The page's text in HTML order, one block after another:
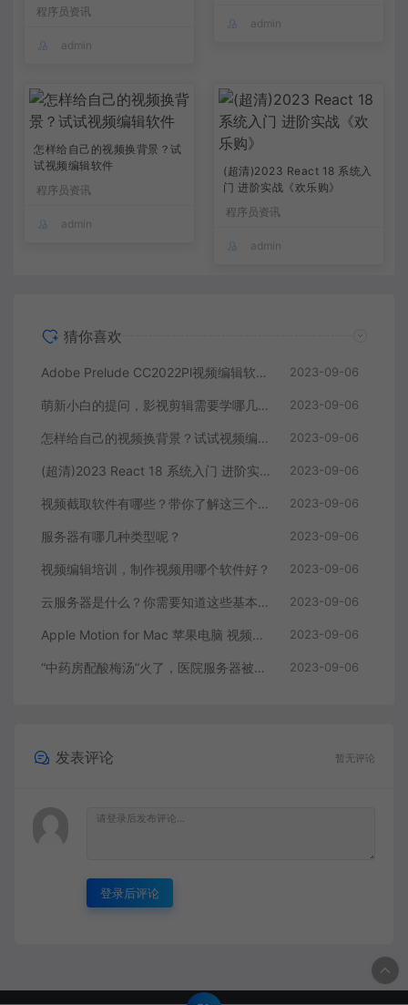
程序员资讯
admin
admin
怎样给自己的视频换背景？试
试视频编辑软件
程序员资讯
admin
(超清)2023 React 18 系统入
门 进阶实战《欢乐购》
程序员资讯
admin
猜你喜欢
Adobe Prelude CC2022Pl视频编辑软件中文直装版 2023-09-06
萌新小白的提问，影视剪辑需要学哪几个软件？ 2023-09-06
怎样给自己的视频换背景？试试视频编辑软件 2023-09-06
(超清)2023 React 18 系统入门 进阶实战《欢乐购》 2023-09-06
视频截取软件有哪些？带你了解这三个视频编辑软件 2023-09-06
服务器有哪几种类型呢？ 2023-09-06
视频编辑培训，制作视频用哪个软件好？ 2023-09-06
云服务器是什么？你需要知道这些基本知识 2023-09-06
Apple Motion for Mac 苹果电脑 视频编辑软件 2023-09-06
“中药房配酸梅汤”火了，医院服务器被挤爆，网友：更适合中国宝宝体质 2023-09-06
发表评论 暂无评论
登录后评论